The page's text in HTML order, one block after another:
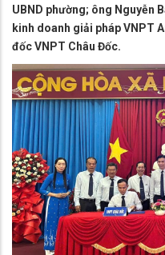
UBND phường; ông Nguyễn
kinh doanh giải pháp VNPT
đốc VNPT Châu Đốc.